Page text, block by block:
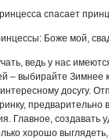
спасает
Боже мой,
ведь у нас
– выбирайте Зимнее
досугу.
предварительно
Главное, создавать
хорошо